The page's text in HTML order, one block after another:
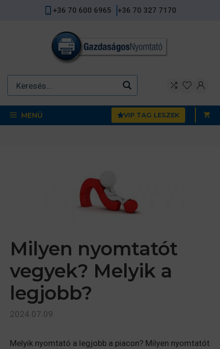
+36 70 600 6965 +36 70 327 7170
MENÜ VIP TAG LESZEK
Milyen nyomtatót
vegyek? Melyik a
legjobb?
2024.07.09.
Melyik nyomtató a legjobb a piacon? Milyen nyomtatót